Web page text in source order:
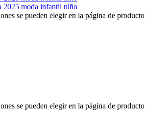
se pueden elegir en la página de producto
se pueden elegir en la página de producto